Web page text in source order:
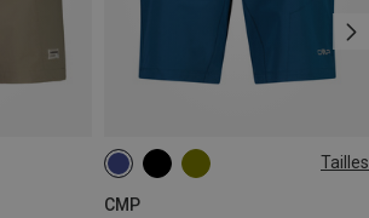
Tailles
CMP
M XL
4XL